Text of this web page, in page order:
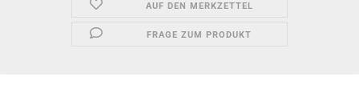
AUF DEN MERKZETTEL
FRAGE ZUM PRODUKT